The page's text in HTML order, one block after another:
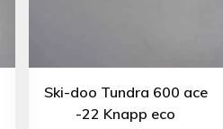
Ski-doo Tundra 600 ace
-22 Knapp eco